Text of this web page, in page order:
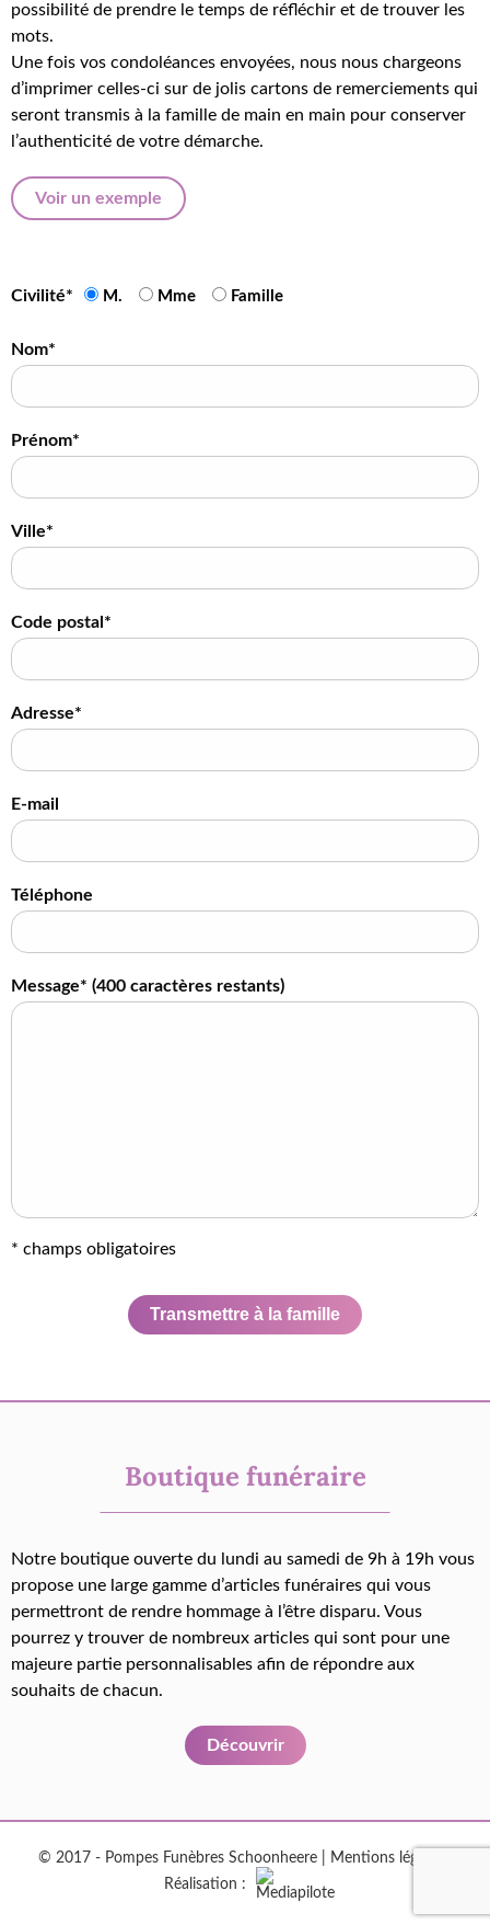
possibilité de prendre le temps de réfléchir et de trouver les
mots.
Une fois vos condoléances envoyées, nous nous chargeons
d’imprimer celles-ci sur de jolis cartons de remerciements qui
seront transmis à la famille de main en main pour conserver
l’authenticité de votre démarche.
Voir un exemple
Civilité* M. Mme Famille
Nom*
Prénom*
Ville*
Code postal*
Adresse*
E-mail
Téléphone
Message* (400 caractères restants)
* champs obligatoires
Transmettre à la famille
Boutique funéraire
Notre boutique ouverte du lundi au samedi de 9h à 19h vous
propose une large gamme d’articles funéraires qui vous
permettront de rendre hommage à l’être disparu. Vous
pourrez y trouver de nombreux articles qui sont pour une
majeure partie personnalisables afin de répondre aux
souhaits de chacun.
Découvrir
© 2017 - Pompes Funèbres Schoonheere | Mentions légales
Réalisation :